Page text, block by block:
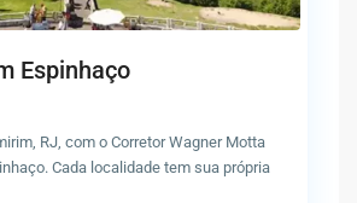
Espinhaço
RJ, com o Corretor Wagner Motta
Cada localidade tem sua própria